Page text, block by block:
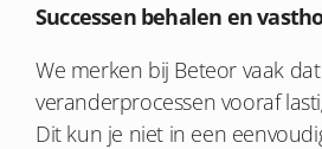
Successen behalen en
We merken bij Beteor vaak
veranderprocessen vooraf
Dit kun je niet in een